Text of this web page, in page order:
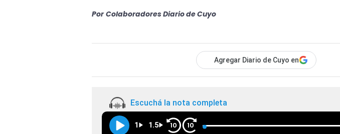
Por Colaboradores Diario de Cuyo
Agregar Diario de Cuyo en
Escuchá la nota completa
1 1.5 10 10